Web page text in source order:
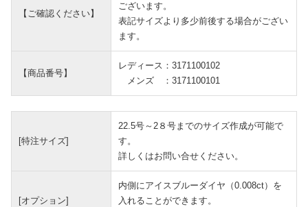
【ご確認ください】
ございます。
表記サイズより多少前後する場合がござい
ます。
【商品番号】
レディース：3171100102
メンズ ：3171100101
[特注サイズ]
22.5号～2８号までのサイズ作成が可能で
す。
詳しくはお問い合せください。
[オプション]
内側にアイスブルーダイヤ（0.008ct）を
入れることができます。